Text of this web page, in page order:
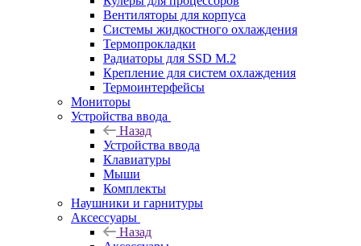
Вентиляторы для корпуса
Системы жидкостного охлаждения
Термопрокладки
Радиаторы для SSD M.2
Крепление для систем охлаждения
Термоинтерфейсы
Мониторы
Устройства ввода
Назад
Устройства ввода
Клавиатуры
Мыши
Комплекты
Наушники и гарнитуры
Аксессуары
Назад